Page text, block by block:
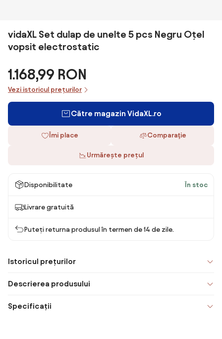
vidaXL Set dulap de unelte 5 pcs Negru Oțel
vopsit electrostatic
1.168,99 RON
Vezi istoricul prețurilor
Către magazin VidaXL.ro
Îmi place Comparaţie
Urmărește prețul
Disponibilitate În stoc
Livrare gratuită
Puteți returna produsul în termen de 14 de zile.
Istoricul prețurilor
Descrierea produsului
Specificații